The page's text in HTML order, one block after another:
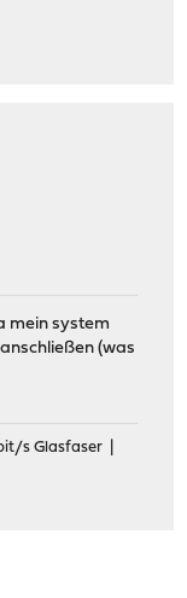
mein system
(was
s Glasfaser |